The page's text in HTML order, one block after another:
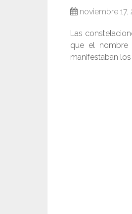
noviembre 17,
Las
que el nombre
manifestaban